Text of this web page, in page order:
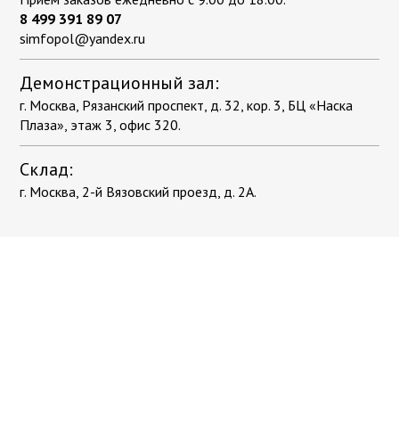
8 499 391 89 07
simfopol@yandex.ru
Демонстрационный зал:
г. Москва, Рязанский проспект, д. 32, кор. 3, БЦ «Наска
Плаза», этаж 3, офис 320.
Склад:
г. Москва, 2-й Вязовский проезд, д. 2А.